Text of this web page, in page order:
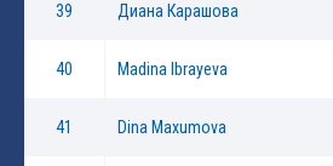
39 Диана Карашова
40 Madina Ibrayeva
41 Dina Maxumova